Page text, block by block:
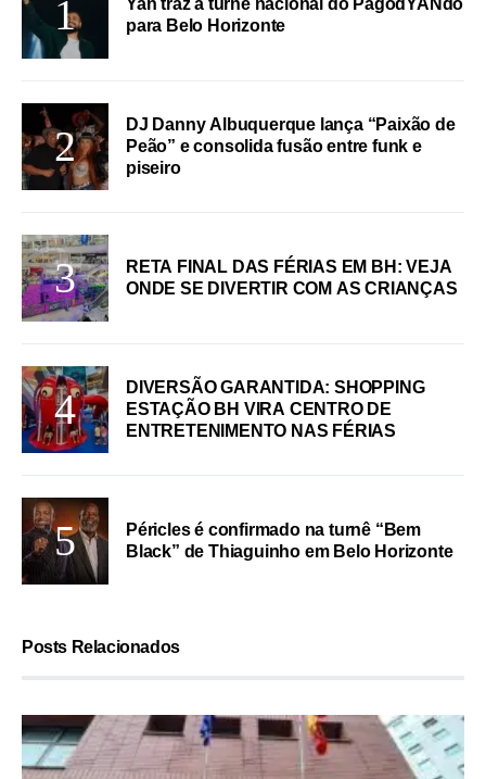
Yan traz a turnê nacional do PagodYANdo
para Belo Horizonte
DJ Danny Albuquerque lança “Paixão de
Peão” e consolida fusão entre funk e
piseiro
RETA FINAL DAS FÉRIAS EM BH: VEJA
ONDE SE DIVERTIR COM AS CRIANÇAS
DIVERSÃO GARANTIDA: SHOPPING
ESTAÇÃO BH VIRA CENTRO DE
ENTRETENIMENTO NAS FÉRIAS
Péricles é confirmado na turnê “Bem
Black” de Thiaguinho em Belo Horizonte
Posts Relacionados